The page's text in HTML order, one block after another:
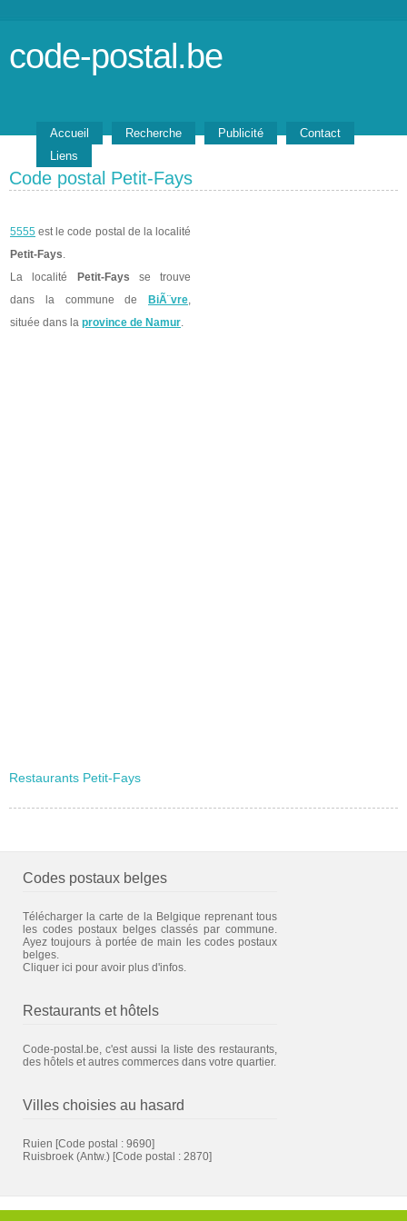
code-postal.be
Accueil Recherche Publicité
Contact
Liens
Code postal Petit-Fays
5555 est le code postal de la localité
Petit-Fays.
La localité
Petit-Fays se trouve
dans la commune de
BiÃ¨vre,
située dans la province de Namur.
Restaurants Petit-Fays
Codes postaux belges
Télécharger la carte de la Belgique reprenant tous
les codes postaux belges classés par commune.
Ayez toujours à portée de main les codes postaux
belges.
Cliquer ici pour avoir plus d'infos.
Restaurants et hôtels
Code-postal.be, c'est aussi la liste des restaurants,
des hôtels et autres commerces dans votre quartier.
Villes choisies au hasard
Ruien [Code postal : 9690]
Ruisbroek (Antw.) [Code postal : 2870]